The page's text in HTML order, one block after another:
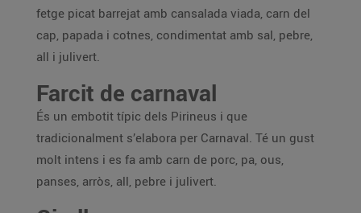
fetge picat barrejat amb cansalada viada, carn del
cap, papada i cotnes, condimentat amb sal, pebre,
all i julivert.
Farcit de carnaval
És un embotit típic dels Pirineus i que
tradicionalment s’elabora per Carnaval. Té un gust
molt intens i es fa amb carn de porc, pa, ous,
panses, arròs, all, pebre i julivert.